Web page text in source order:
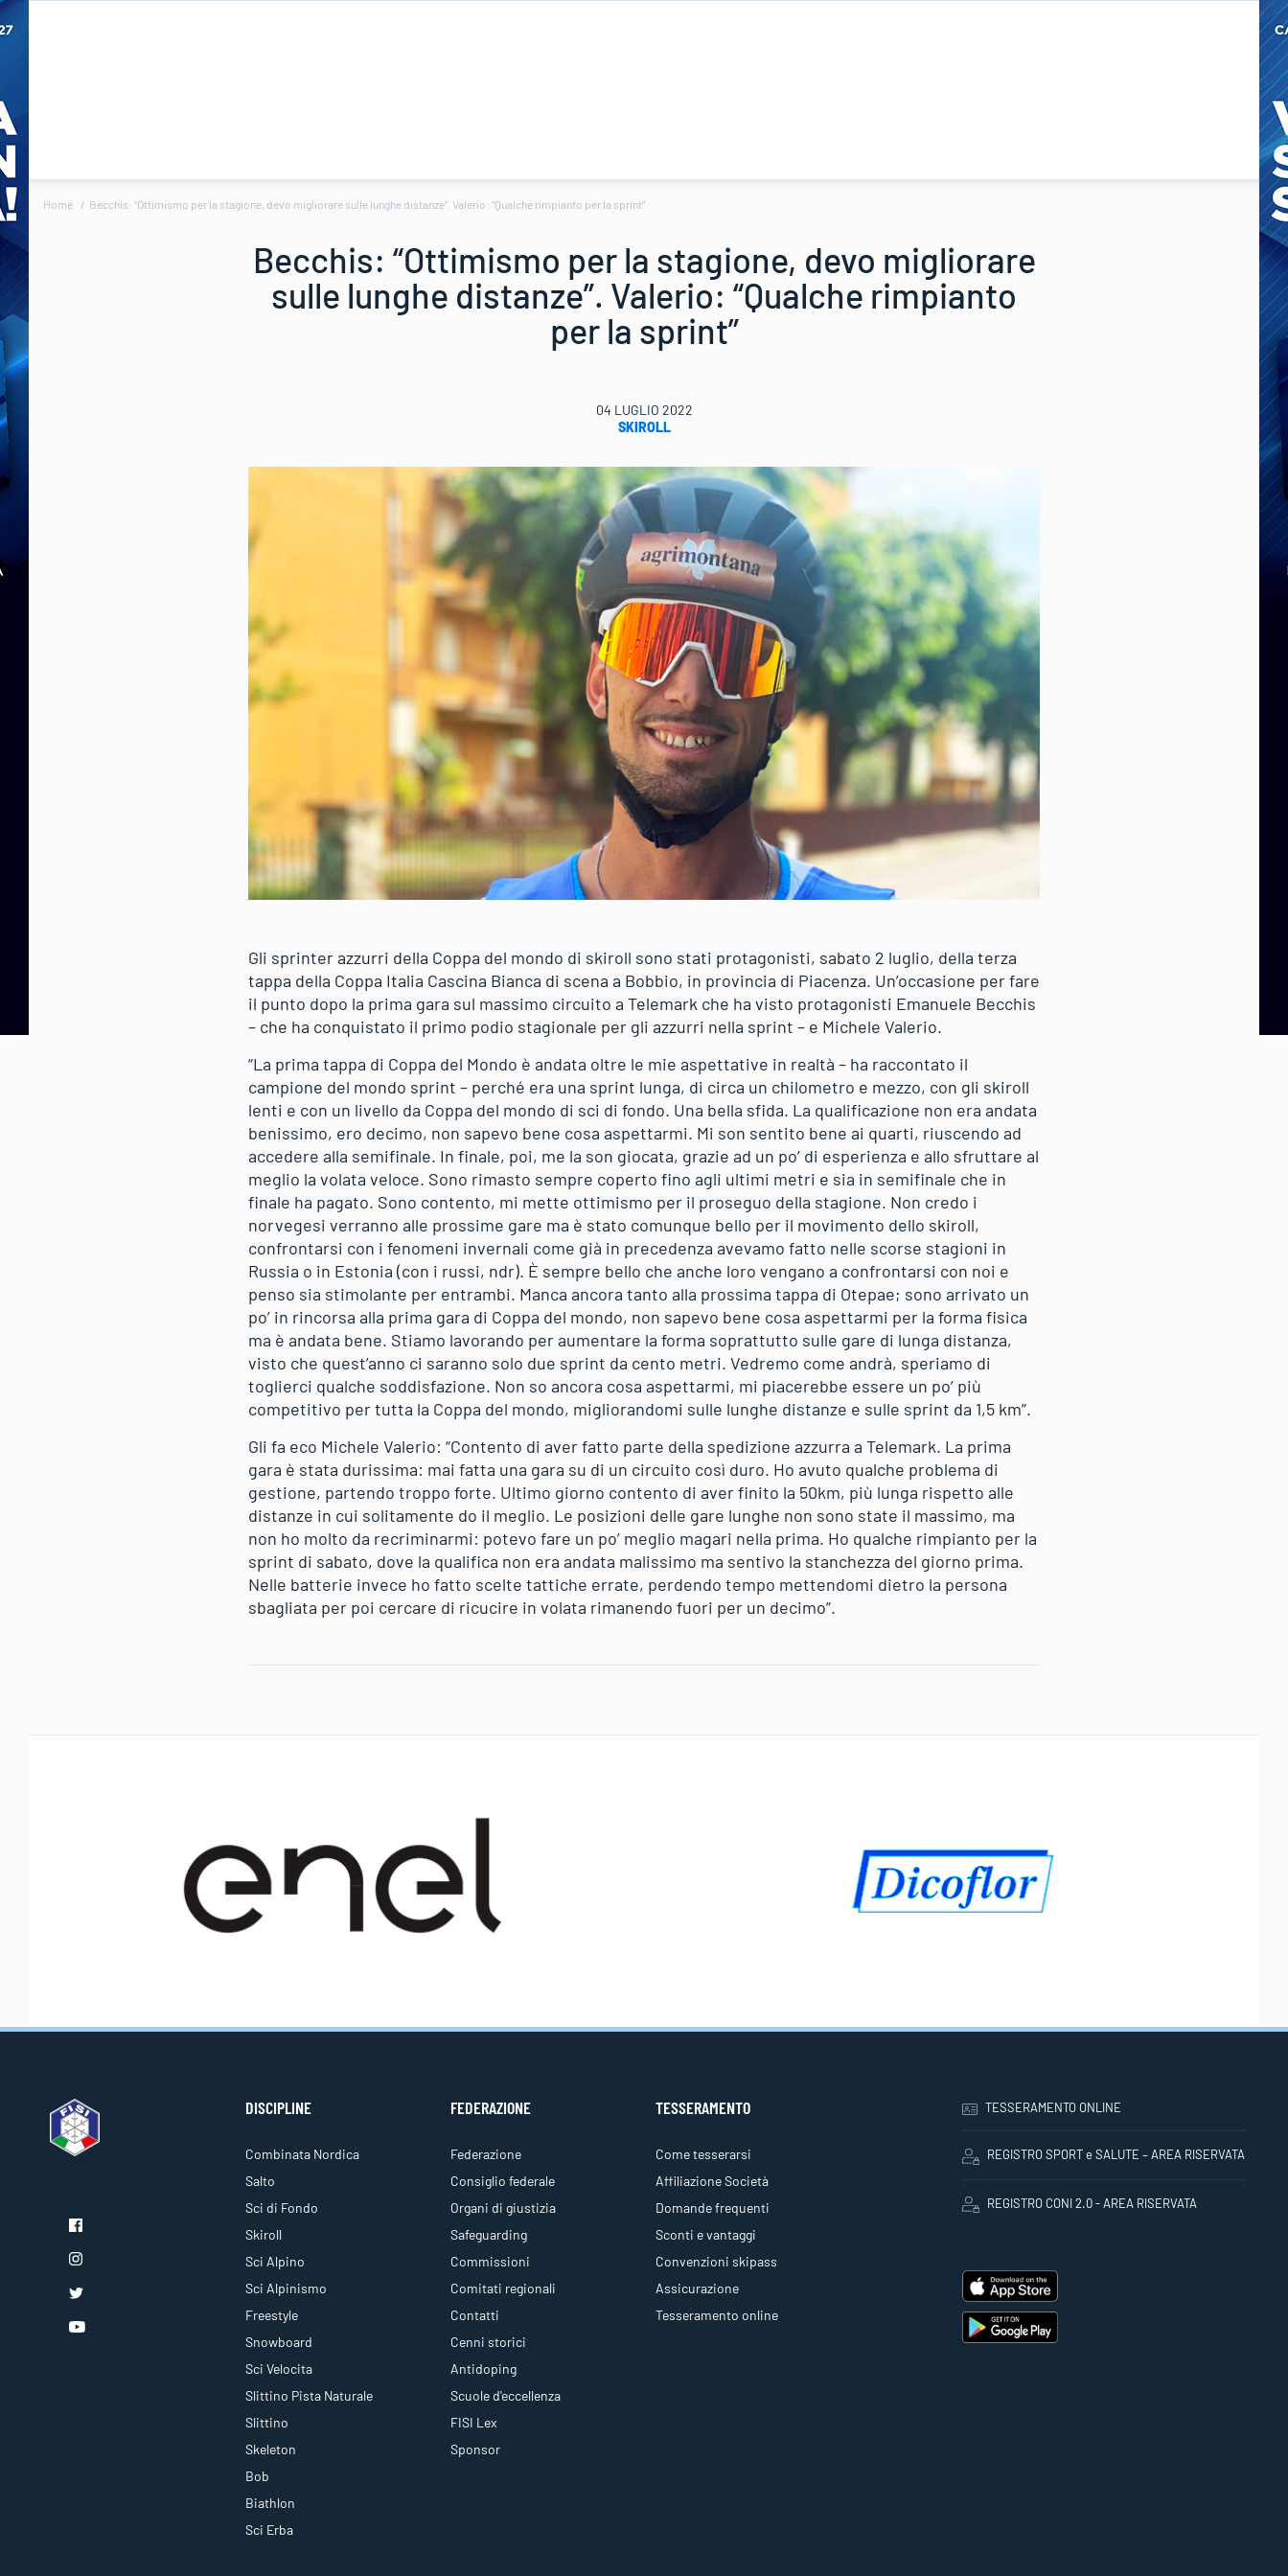
Home Becchis: “Ottimismo per la stagione, devo migliorare sulle lunghe distanze”. Valerio: “Qualche rimpianto per la sprint”
Becchis: “Ottimismo per la stagione, devo migliorare
sulle lunghe distanze”. Valerio: “Qualche rimpianto
per la sprint”
04 LUGLIO 2022
SKIROLL
Gli sprinter azzurri della Coppa del mondo di skiroll sono stati protagonisti, sabato 2 luglio, della terza
tappa della Coppa Italia Cascina Bianca di scena a Bobbio, in provincia di Piacenza. Un’occasione per fare
il punto dopo la prima gara sul massimo circuito a Telemark che ha visto protagonisti Emanuele Becchis
– che ha conquistato il primo podio stagionale per gli azzurri nella sprint – e Michele Valerio.
“La prima tappa di Coppa del Mondo è andata oltre le mie aspettative in realtà – ha raccontato il
campione del mondo sprint – perché era una sprint lunga, di circa un chilometro e mezzo, con gli skiroll
lenti e con un livello da Coppa del mondo di sci di fondo. Una bella sfida. La qualificazione non era andata
benissimo, ero decimo, non sapevo bene cosa aspettarmi. Mi son sentito bene ai quarti, riuscendo ad
accedere alla semifinale. In finale, poi, me la son giocata, grazie ad un po’ di esperienza e allo sfruttare al
meglio la volata veloce. Sono rimasto sempre coperto fino agli ultimi metri e sia in semifinale che in
finale ha pagato. Sono contento, mi mette ottimismo per il proseguo della stagione. Non credo i
norvegesi verranno alle prossime gare ma è stato comunque bello per il movimento dello skiroll,
confrontarsi con i fenomeni invernali come già in precedenza avevamo fatto nelle scorse stagioni in
Russia o in Estonia (con i russi, ndr). È sempre bello che anche loro vengano a confrontarsi con noi e
penso sia stimolante per entrambi. Manca ancora tanto alla prossima tappa di Otepae; sono arrivato un
po’ in rincorsa alla prima gara di Coppa del mondo, non sapevo bene cosa aspettarmi per la forma fisica
ma è andata bene. Stiamo lavorando per aumentare la forma soprattutto sulle gare di lunga distanza,
visto che quest’anno ci saranno solo due sprint da cento metri. Vedremo come andrà, speriamo di
toglierci qualche soddisfazione. Non so ancora cosa aspettarmi, mi piacerebbe essere un po’ più
competitivo per tutta la Coppa del mondo, migliorandomi sulle lunghe distanze e sulle sprint da 1,5 km”.
Gli fa eco Michele Valerio: “Contento di aver fatto parte della spedizione azzurra a Telemark. La prima
gara è stata durissima: mai fatta una gara su di un circuito così duro. Ho avuto qualche problema di
gestione, partendo troppo forte. Ultimo giorno contento di aver finito la 50km, più lunga rispetto alle
distanze in cui solitamente do il meglio. Le posizioni delle gare lunghe non sono state il massimo, ma
non ho molto da recriminarmi: potevo fare un po’ meglio magari nella prima. Ho qualche rimpianto per la
sprint di sabato, dove la qualifica non era andata malissimo ma sentivo la stanchezza del giorno prima.
Nelle batterie invece ho fatto scelte tattiche errate, perdendo tempo mettendomi dietro la persona
sbagliata per poi cercare di ricucire in volata rimanendo fuori per un decimo”.
DISCIPLINE
Combinata Nordica
Salto
Sci di Fondo
Skiroll
Sci Alpino
Sci Alpinismo
Freestyle
Snowboard
Sci Velocita
Slittino Pista Naturale
Slittino
Skeleton
Bob
Biathlon
Sci Erba
FEDERAZIONE
Federazione
Consiglio federale
Organi di giustizia
Safeguarding
Commissioni
Comitati regionali
Contatti
Cenni storici
Antidoping
Scuole d'eccellenza
FISI Lex
Sponsor
TESSERAMENTO
Come tesserarsi
Affiliazione Società
Domande frequenti
Sconti e vantaggi
Convenzioni skipass
Assicurazione
Tesseramento online
TESSERAMENTO ONLINE
REGISTRO SPORT e SALUTE – AREA RISERVATA
REGISTRO CONI 2.0 - AREA RISERVATA